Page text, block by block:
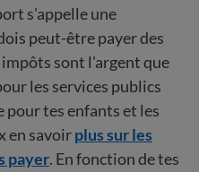
s'appelle une
peut-être payer des
impôts sont l'argent que
les services publics
pour tes enfants et les
en savoirplus sur les
payer. En fonction de tes